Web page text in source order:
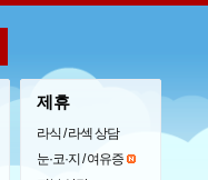
제휴
라식 / 라섹 상담
눈·코·지 / 여유증